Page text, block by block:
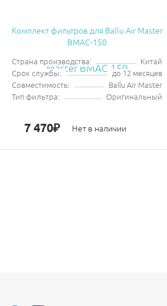
Комплект фильтров для Ballu Air Master
BMAC-150
Страна производства:
Китай
Срок службы:
до 12 месяцев
Совместимость:
Ballu Air Master
Тип фильтра:
Оригинальный
7 470₽ Нет в наличии